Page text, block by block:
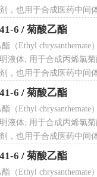
快速搅拌下，滴加
却，蒸馏除去过剩
代替重氮乙酸甲酯得
的拟除虫菊酯类重
，也用于合成医药中间
乙酯;菊酸乙酯;菊酸乙酯
6 / 菊酸乙酯
（Ethyl
液体; 用于合成丙烯氯
，也用于合成医药中间
乙酯;菊酸乙酯;菊酸乙酯
6 / 菊酸乙酯
（Ethyl
液体; 用于合成丙烯氯
，也用于合成医药中间
乙酯;菊酸乙酯;菊酸乙酯
6 / 菊酸乙酯
（Ethyl